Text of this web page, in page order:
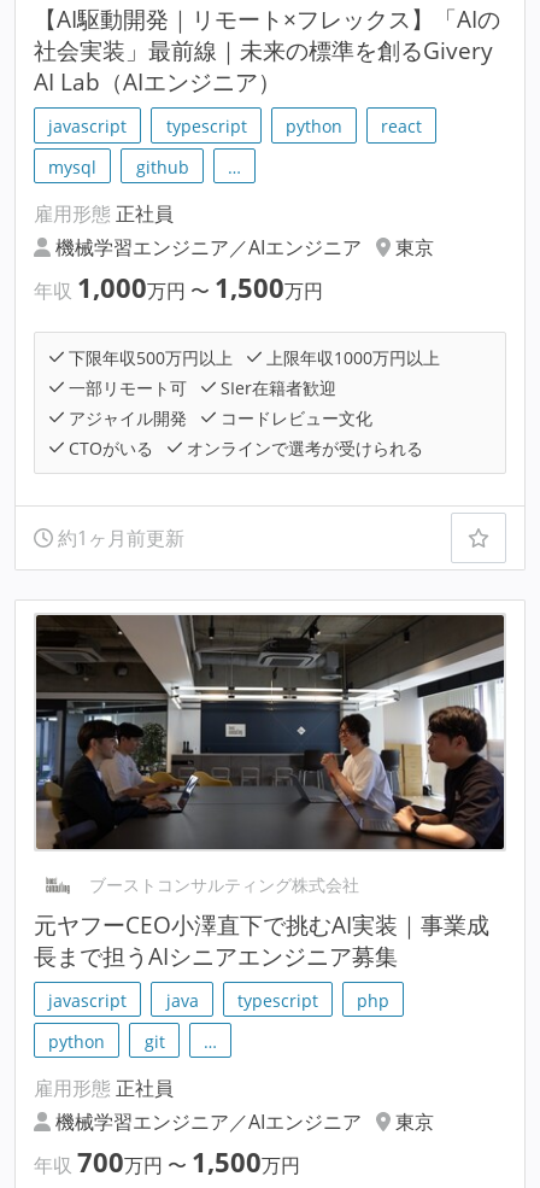
【AI駆動開発｜リモート×フレックス】「AIの
社会実装」最前線｜未来の標準を創るGivery
AI Lab（AIエンジニア）
javascript typescript python
react
mysql
github …
雇用形態 正社員
機械学習エンジニア／AIエンジニア
東京
年収 1,000万円 〜 1,500万円
下限年収500万円以上
上限年収1000万円以上
一部リモート可
SIer在籍者歓迎
アジャイル開発
コードレビュー文化
CTOがいる
オンラインで選考が受けられる
約1ヶ月前更新
ブーストコンサルティング株式会社
元ヤフーCEO小澤直下で挑むAI実装｜事業成
長まで担うAIシニアエンジニア募集
javascript java typescript
php
python
git …
雇用形態 正社員
機械学習エンジニア／AIエンジニア
東京
年収 700万円 〜 1,500万円